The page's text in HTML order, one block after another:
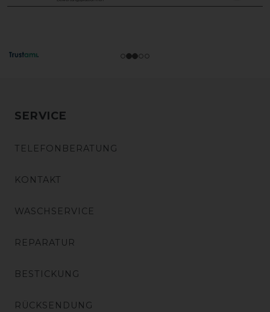
SERVICE
TELEFONBERATUNG
KONTAKT
WASCHSERVICE
REPARATUR
BESTICKUNG
RÜCKSENDUNG